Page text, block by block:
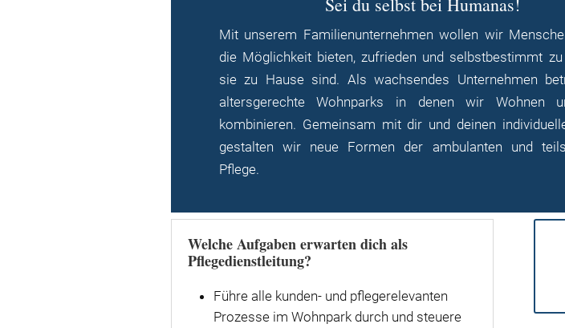
Mit unserem Familienunternehmen wollen wir
die Möglichkeit bieten, zufrieden und selbstbestimmt
sie zu Hause sind. Als wachsendes Unternehmen
altersgerechte Wohnparks in denen wir Wohnen
kombinieren. Gemeinsam mit dir und deinen
gestalten wir neue Formen der ambulanten und
Pflege.
Welche Aufgaben erwarten dich als
Pflegedienstleitung?
Führe alle kunden- und pflegerelevanten
Prozesse im Wohnpark durch und steuere